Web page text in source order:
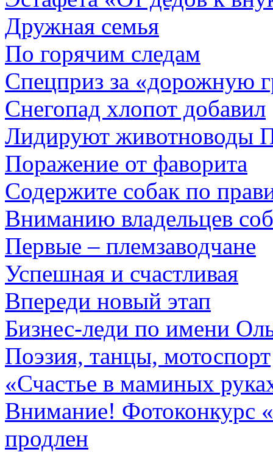
Дружная семья
По горячим следам
Спецприз за «дорожную
Снегопад хлопот добавил
Лидируют животноводы
Поражение от фаворита
Содержите собак по
Вниманию владельцев
Первые – племзаводчане
Успешная и счастливая
Впереди новый этап
Бизнес-леди по имени
Поэзия, танцы, мотоспорт
«Счастье в маминых
Внимание! Фотоконкурс
продлен